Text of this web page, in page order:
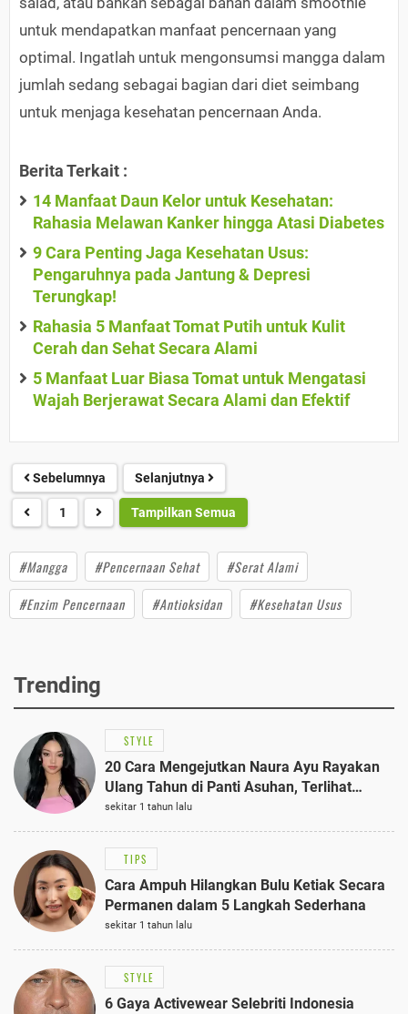
untuk mendapatkan manfaat pencernaan yang
optimal. Ingatlah untuk mengonsumsi mangga dalam
jumlah sedang sebagai bagian dari diet seimbang
untuk menjaga kesehatan pencernaan Anda.
Berita Terkait :
14 Manfaat Daun Kelor untuk Kesehatan:
Rahasia Melawan Kanker hingga Atasi Diabetes
9 Cara Penting Jaga Kesehatan Usus:
Pengaruhnya pada Jantung & Depresi
Terungkap!
Rahasia 5 Manfaat Tomat Putih untuk Kulit
Cerah dan Sehat Secara Alami
5 Manfaat Luar Biasa Tomat untuk Mengatasi
Wajah Berjerawat Secara Alami dan Efektif
Sebelumnya Selanjutnya
1 Tampilkan Semua
#Mangga #Pencernaan Sehat
#Serat Alami
#Enzim Pencernaan
#Antioksidan #Kesehatan Usus
Trending
STYLE
20 Cara Mengejutkan Naura Ayu Rayakan
Ulang Tahun di Panti Asuhan, Terlihat
Anggun dengan Kaftan Cokelat
sekitar 1 tahun lalu
TIPS
Cara Ampuh Hilangkan Bulu Ketiak Secara
Permanen dalam 5 Langkah Sederhana
sekitar 1 tahun lalu
STYLE
6 Gaya Activewear Selebriti Indonesia